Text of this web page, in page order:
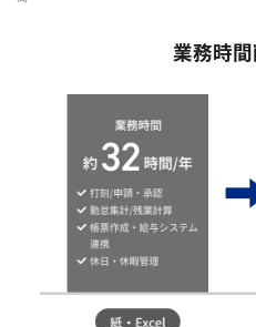
業務時間